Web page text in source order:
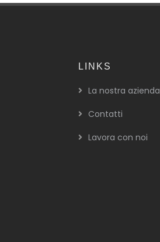
LINKS
La nostra azienda
Contatti
Lavora con noi